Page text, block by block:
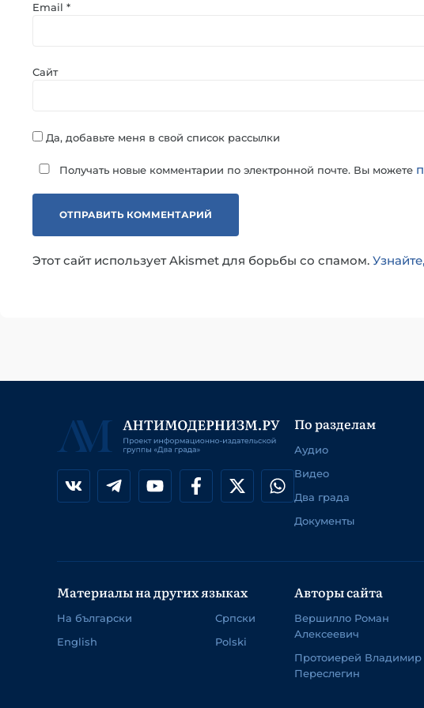
Email *
Сайт
Да, добавьте меня в свой список рассылки
Получать новые комментарии по электронной почте. Вы можете
Этот сайт использует Akismet для борьбы со спамом.
По разделам
Аудио
Видео
Два града
Документы
Материалы на других языках
На български
English
Српски
Polski
Авторы сайта
Вершилло Роман
Алексеевич
Протоиерей Владимир
Переслегин